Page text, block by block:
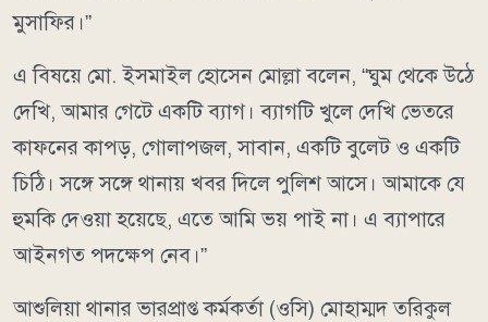
মুসাফির।”
এ বিষয়ে মো. ইসমাইল হোসেন মোল্লা বলেন, “ঘুম থেকে উঠে
দেখি, আমার গেটে একটি ব্যাগ। ব্যাগটি খুলে দেখি ভেতরে
কাফনের কাপড়, গোলাপজল, সাবান, একটি বুলেট ও একটি
চিঠি। সঙ্গে সঙ্গে থানায় খবর দিলে পুলিশ আসে। আমাকে যে
হুমকি দেওয়া হয়েছে, এতে আমি ভয় পাই না। এ ব্যাপারে
আইনগত পদক্ষেপ নেব।”
আশুলিয়া থানার ভারপ্রাপ্ত কর্মকর্তা (ওসি) মোহাম্মদ তরিকুল